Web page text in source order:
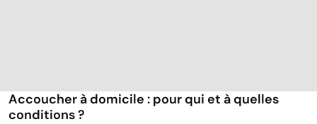
Accoucher à domicile : pour qui et à quelles
conditions ?